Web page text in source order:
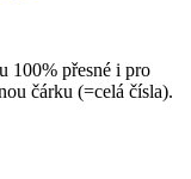
100% přesné i pro
čárku (=celá čísla).